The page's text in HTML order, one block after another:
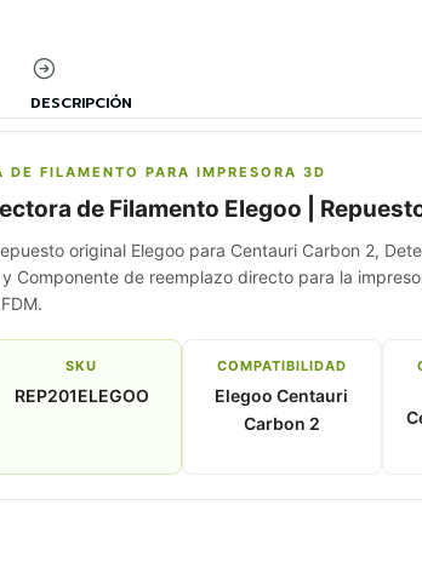
DESCRIPCIÓN
DE FILAMENTO PARA IMPRESORA 3D
de Filamento Elegoo |
original Elegoo para Centauri Carbon 2,
Componente de reemplazo directo para la
FDM.
SKU
REP201ELEGOO
COMPATIBILIDAD
Elegoo Centauri
Carbon 2